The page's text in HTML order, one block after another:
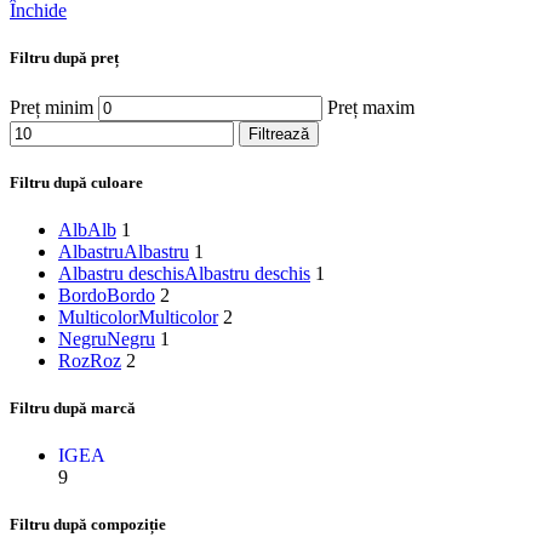
Închide
Filtru după preț
Preț minim Preț maxim
Filtrează
Filtru după culoare
AlbAlb 1
AlbastruAlbastru 1
Albastru deschisAlbastru deschis 1
BordoBordo 2
MulticolorMulticolor 2
NegruNegru 1
RozRoz 2
Filtru după marcă
IGEA
9
Filtru după compoziție